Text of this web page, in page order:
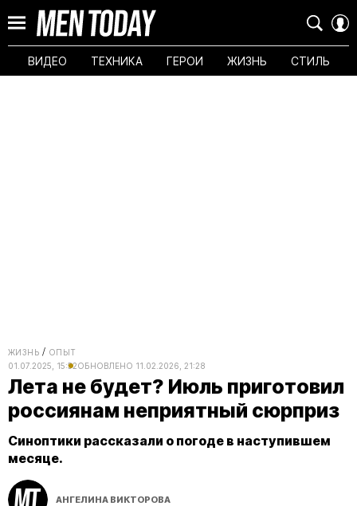
ВИДЕО ТЕХНИКА ГЕРОИ ЖИЗНЬ СТИЛЬ
ЖИЗНЬ
ОПЫТ
01.07.2025, 15:52ОБНОВЛЕНО 11.02.2026, 21:28
Лета не будет? Июль приготовил
россиянам неприятный сюрприз
Синоптики рассказали о погоде в наступившем
месяце.
АНГЕЛИНА ВИКТОРОВА